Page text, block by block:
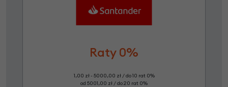
Raty 0%
1,00 zł - 5000,00 zł / do 10 rat 0%
od 5001,00 zł / do 20 rat 0%